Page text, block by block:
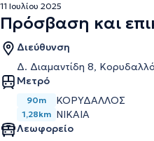
11 Ιουλίου 2025
Πρόσβαση και
Διεύθυνση
Δ. Διαμαντίδη 8,
Μετρό
90m ΚΟΡΥΔΑΛΛΌΣ
1,28km ΝΊΚΑΙΑ
Λεωφορείο